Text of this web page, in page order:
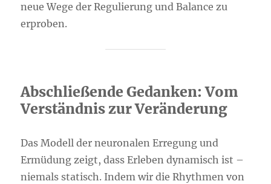
neue Wege der Regulierung und Balance zu
erproben.
Abschließende Gedanken: Vom
Verständnis zur Veränderung
Das Modell der neuronalen Erregung und
Ermüdung zeigt, dass Erleben dynamisch ist –
niemals statisch. Indem wir die Rhythmen von